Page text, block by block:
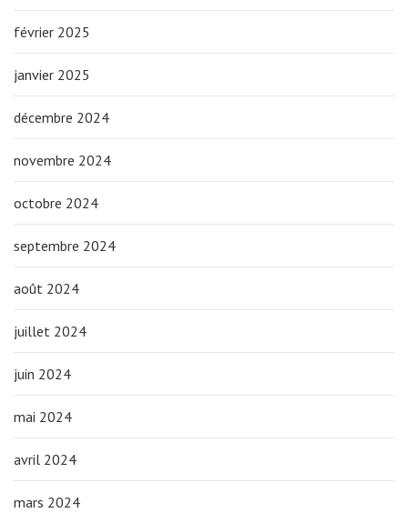
février 2025
janvier 2025
décembre 2024
novembre 2024
octobre 2024
septembre 2024
août 2024
juillet 2024
juin 2024
mai 2024
avril 2024
mars 2024